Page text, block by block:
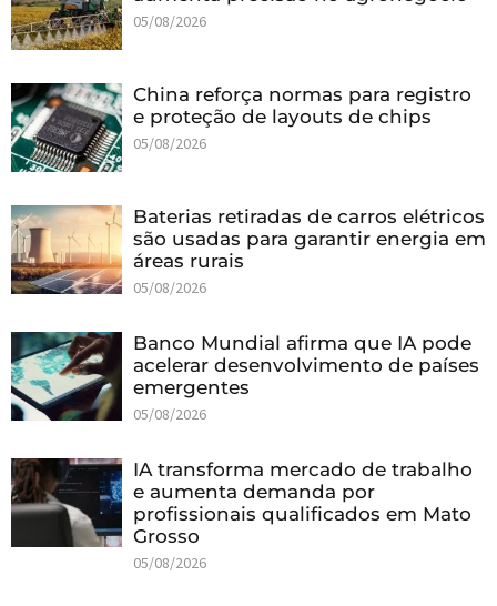
05/08/2026
China reforça normas para registro
e proteção de layouts de chips
05/08/2026
Baterias retiradas de carros elétricos
são usadas para garantir energia em
áreas rurais
05/08/2026
Banco Mundial afirma que IA pode
acelerar desenvolvimento de países
emergentes
05/08/2026
IA transforma mercado de trabalho
e aumenta demanda por
profissionais qualificados em Mato
Grosso
05/08/2026